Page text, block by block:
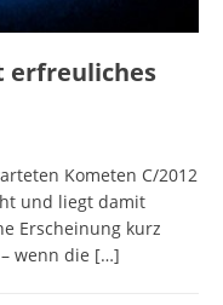
erfreuliches
Kometen C/2012
und liegt damit
Erscheinung kurz
wenn die […]